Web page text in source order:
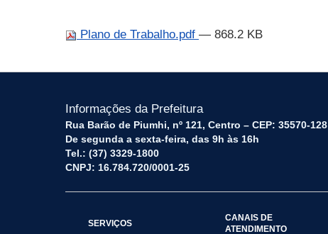
Plano de Trabalho.pdf — 868.2 KB
Informações da Prefeitura
Rua Barão de Piumhi, nº 121, Centro – CEP: 35570-128
De segunda a sexta-feira, das 9h às 16h
Tel.: (37) 3329-1800
CNPJ: 16.784.720/0001-25
SERVIÇOS
CANAIS DE
ATENDIMENTO